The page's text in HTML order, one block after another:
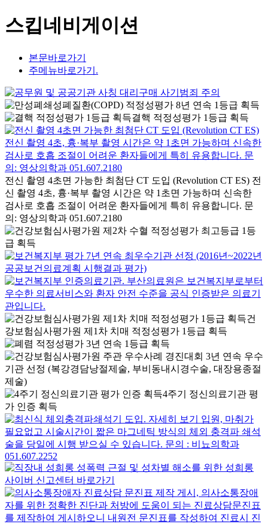
스킵네비게이션
본문바로가기
주메뉴바로가기.
결핵 적정성평가 1등급 획득
전신 촬영 4초면 가능한 최첨단 CT 도입 (Revolution CT ES) 전
신 촬영 4초, 흉·복부 촬영 시간은 약 1초면 가능하며 신속한
검사로 호흡 조절이 어려운 환자들에게 특히 유용합니다. 문
의: 영상의학과 051.607.2180
건
강보험심사평가원 제1차 치매 적정성평가 1등급 획득
4주기 정신의료기관 평
가 인증 획득